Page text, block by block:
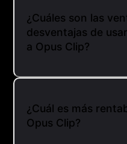
¿Cuáles son las
desventajas de
a Opus Clip?
¿Cuál es más
Opus Clip?